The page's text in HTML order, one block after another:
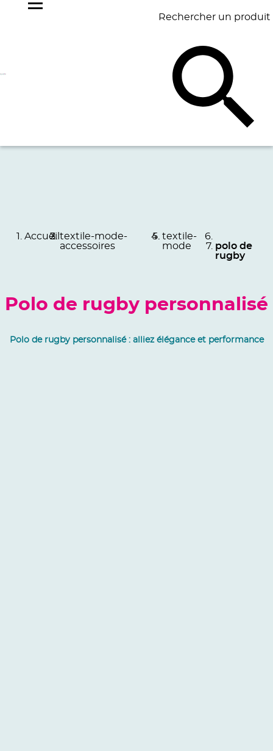
Rechercher un produit
BAGAGERIE BUREAU
Accueil textile-mode-
accessoires
textile-
mode
polo de
rugby
Polo de rugby personnalisé
Polo de rugby personnalisé : alliez élégance et performance